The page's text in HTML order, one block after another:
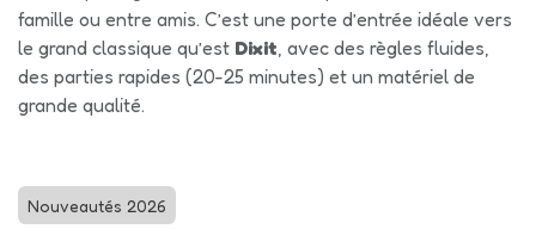
famille ou entre amis. C’est une porte d’entrée idéale vers
le grand classique qu’est Dixit , avec des règles fluides,
des parties rapides (20-25 minutes) et un matériel de
grande qualité.
Nouveautés 2026